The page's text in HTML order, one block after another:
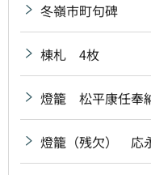
冬嶺市町句碑
棟札 4枚
燈籠 松平康任
燈籠（残欠） 応